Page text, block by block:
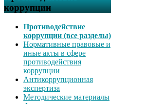
коррупции
Противодействие
коррупции (все разделы)
Нормативные правовые и
иные акты в сфере
противодействия
коррупции
Антикоррупционная
экспертиза
Методические материалы